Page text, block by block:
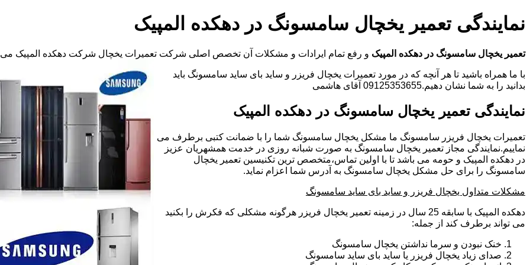
نمایندگی تعمیر یخچال سامسونگ در دهکده المپیک
تعمیر یخچال سامسونگ در دهکده المپیک و رفع تمام ایرادات و مشکلات آن تخصص اصلی شرکت تعمیرات یخچال شرکت دهکده المپیک می
با ما همراه باشید تا هر آنچه که در مورد تعمیرات یخچال فریزر و ساید بای ساید سامسونگ باید
بدانید را به شما نشان دهیم.09125353655 آقای هاشمی
نمایندگی تعمیر یخچال سامسونگ در دهکده المپیک
تعمیرات یخچال فریزر سامسونگ ما مشکل یخچال سامسونگ شما را با ضمانت کتبی برطرف می
نماییم.نمایندگی مجاز تعمیر یخچال سامسونگ به صورت شبانه روزی در خدمت همشهریان عزیز
در دهکده المپیک و حومه می باشد تا با اولین تماس،متخصص ترین تکنیسین تعمیر یخچال
سامسونگ را برای حل مشکل یخچال سامسونگ به آدرس شما اعزام نماید.
مشکلات متداول یخچال فریزر و ساید بای ساید سامسونگ
دهکده المپیک با سابقه 25 سال در زمینه تعمیر یخچال فریزر هرگونه مشکلی که فکرش را بکنید
می تواند برطرف کند از جمله:
خنک نبودن و سرما نداشتن یخچال سامسونگ
صدای زیاد یخچال فریزر یا ساید بای ساید سامسونگ